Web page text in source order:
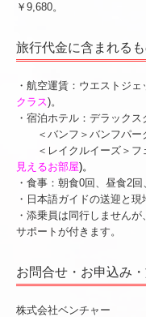
￥9,680。
旅行代金に含まれる
・航空運賃：ウエストジェ
クラス)。
・宿泊ホテル：デラックス
＜バンフ＞バンフパー
＜レイクルイーズ＞フ
見えるお部屋)。
・食事：朝食0回、昼食2回
・日本語ガイドの送迎と現
・添乗員は同行しません
サポートが付きます。
お問合せ・お申込み
株式会社ベンチャー